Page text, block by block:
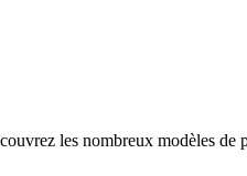
les nombreux modèles de